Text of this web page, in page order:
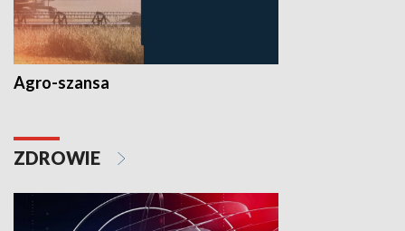
Agro-szansa
ZDROWIE